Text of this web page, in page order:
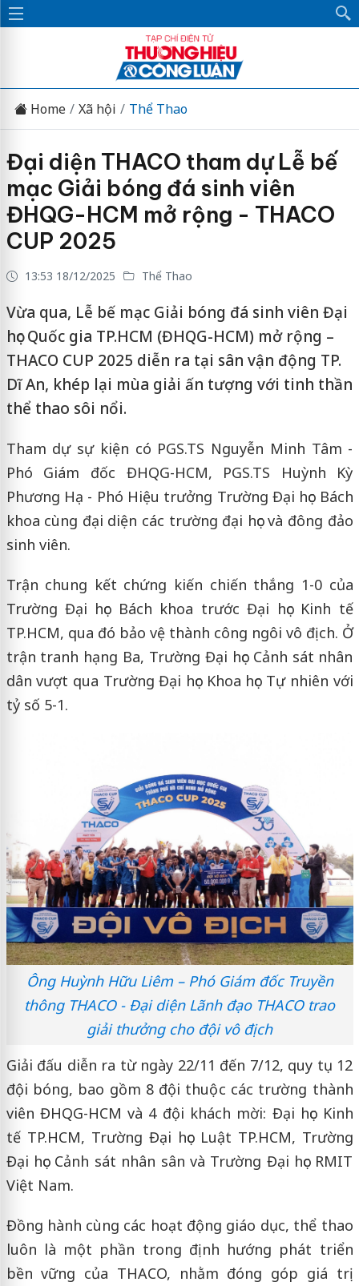
Home Xã hội Thể Thao
Đại diện THACO tham dự Lễ bế
mạc Giải bóng đá sinh viên
ĐHQG-HCM mở rộng - THACO
CUP 2025
13:53 18/12/2025 Thể Thao
Vừa qua, Lễ bế mạc Giải bóng đá sinh viên Đại
học Quốc gia TP.HCM (ĐHQG-HCM) mở rộng –
THACO CUP 2025 diễn ra tại sân vận động TP.
Dĩ An, khép lại mùa giải ấn tượng với tinh thần
thể thao sôi nổi.
Tham dự sự kiện có PGS.TS Nguyễn Minh Tâm -
Phó Giám đốc ĐHQG-HCM, PGS.TS Huỳnh Kỳ
Phương Hạ - Phó Hiệu trưởng Trường Đại học Bách
khoa cùng đại diện các trường đại học và đông đảo
sinh viên.
Trận chung kết chứng kiến chiến thắng 1-0 của
Trường Đại học Bách khoa trước Đại học Kinh tế
TP.HCM, qua đó bảo vệ thành công ngôi vô địch. Ở
trận tranh hạng Ba, Trường Đại học Cảnh sát nhân
dân vượt qua Trường Đại học Khoa học Tự nhiên với
tỷ số 5-1.
Ông Huỳnh Hữu Liêm – Phó Giám đốc Truyền
thông THACO - Đại diện Lãnh đạo THACO trao
giải thưởng cho đội vô địch
Giải đấu diễn ra từ ngày 22/11 đến 7/12, quy tụ 12
đội bóng, bao gồm 8 đội thuộc các trường thành
viên ĐHQG-HCM và 4 đội khách mời: Đại học Kinh
tế TP.HCM, Trường Đại học Luật TP.HCM, Trường
Đại học Cảnh sát nhân sân và Trường Đại học RMIT
Việt Nam.
Đồng hành cùng các hoạt động giáo dục, thể thao
luôn là một phần trong định hướng phát triển
bền vững của THACO, nhằm đóng góp giá trị